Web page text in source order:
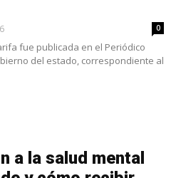
0
fue publicada en el Periódico
del estado, correspondiente al
a la salud mental